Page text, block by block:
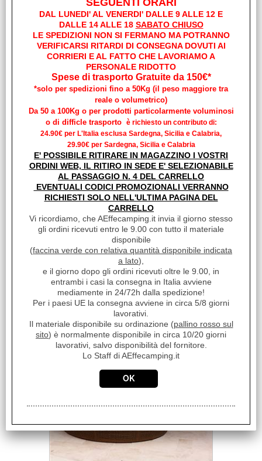
Fineserie e Occasioni
BARBECUE
GAZEBO E OMBRELLONI
SEGUENTI ORARI
DAL LUNEDI' AL VENERDI' DALLE 9 ALLE 12 E
DALLE 14 ALLE 18 SABATO CHIUSO
LE SPEDIZIONI NON SI FERMANO MA POTRANNO
VERIFICARSI RITARDI DI CONSEGNA DOVUTI AI
CORRIERI E AL FATTO CHE LAVORIAMO A
PERSONALE RIDOTTO
Spese di trasporto Gratuite da 150€*
*solo per spedizioni fino a 50Kg (il peso maggiore tra
reale o volumetrico)
Da 50 a 100Kg o per prodotti particolarmente voluminosi
o di difficle trasporto è richiesto un contributo di:
24.90€ per L'Italia esclusa Sardegna, Sicilia e Calabria,
29.90€ per Sardegna, Sicilia e Calabria
E' POSSIBILE RITIRARE IN MAGAZZINO I VOSTRI
ORDINI WEB, IL RITIRO IN SEDE E' SELEZIONABILE
AL PASSAGGIO N. 4 DEL CARRELLO
EVENTUALI CODICI PROMOZIONALI VERRANNO
RICHIESTI SOLO NELL'ULTIMA PAGINA DEL
CARRELLO
Vi ricordiamo, che AEffecamping.it invia il giorno stesso
gli ordini ricevuti entro le 9.00 con tutto il materiale
disponibile
(faccina verde con relativa quantità disponibile indicata
a lato),
e il giorno dopo gli ordini ricevuti oltre le 9.00, in
entrambi i casi la consegna in Italia avviene
mediamente in 24/72h dalla spedizione!
Per i paesi UE la consegna avviene in circa 5/8 giorni
lavorativi.
Il materiale disponibile su ordinazione (pallino rosso sul
sito) è normalmente disponibile in circa 10/20 giorni
lavorativi, salvo disponibilità del fornitore.
Lo Staff di AEffecamping.it